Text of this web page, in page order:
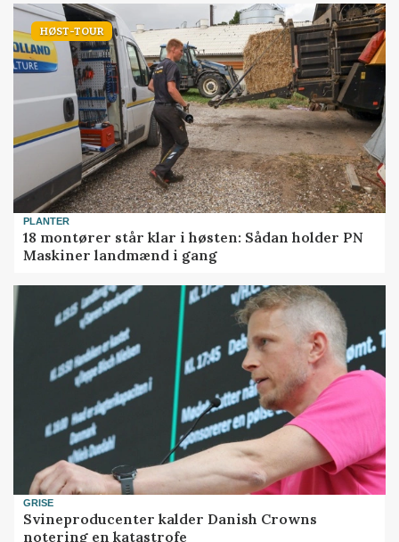
HØST-TOUR
PLANTER
18 montører står klar i høsten: Sådan holder PN
Maskiner landmænd i gang
GRISE
Svineproducenter kalder Danish Crowns
notering en katastrofe